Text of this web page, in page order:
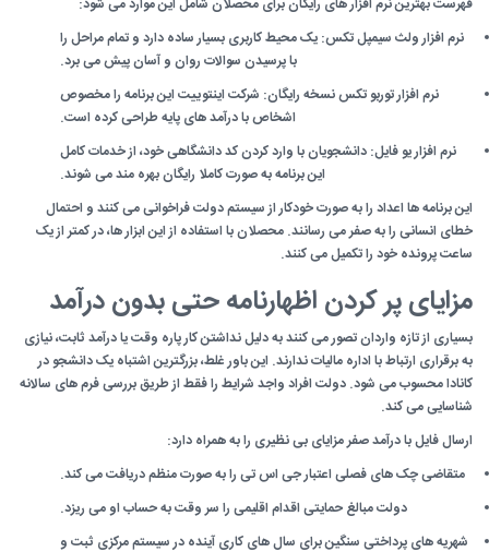
فهرست بهترین نرم افزار های رایگان برای محصلان شامل این موارد می شود:
نرم افزار ولث سیمپل تکس: یک محیط کاربری بسیار ساده دارد و تمام مراحل را
با پرسیدن سوالات روان و آسان پیش می برد.
نرم افزار توربو تکس نسخه رایگان: شرکت اینتوییت این برنامه را مخصوص
اشخاص با درآمد های پایه طراحی کرده است.
نرم افزار یو فایل: دانشجویان با وارد کردن کد دانشگاهی خود، از خدمات کامل
این برنامه به صورت کاملا رایگان بهره مند می شوند.
این برنامه ها اعداد را به صورت خودکار از سیستم دولت فراخوانی می کنند و احتمال
خطای انسانی را به صفر می رسانند. محصلان با استفاده از این ابزار ها، در کمتر از یک
ساعت پرونده خود را تکمیل می کنند.
مزایای پر کردن اظهارنامه حتی بدون درآمد
بسیاری از تازه واردان تصور می کنند به دلیل نداشتن کار پاره وقت یا درآمد ثابت، نیازی
به برقراری ارتباط با اداره مالیات ندارند. این باور غلط، بزرگترین اشتباه یک دانشجو در
کانادا محسوب می شود. دولت افراد واجد شرایط را فقط از طریق بررسی فرم های سالانه
شناسایی می کند.
ارسال فایل با درآمد صفر مزایای بی نظیری را به همراه دارد:
متقاضی چک های فصلی اعتبار جی اس تی را به صورت منظم دریافت می کند.
دولت مبالغ حمایتی اقدام اقلیمی را سر وقت به حساب او می ریزد.
شهریه های پرداختی سنگین برای سال های کاری آینده در سیستم مرکزی ثبت و